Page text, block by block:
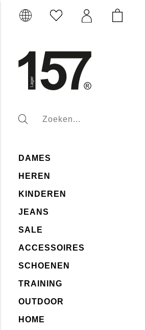
DAMES
HEREN
KINDEREN
JEANS
SALE
ACCESSOIRES
SCHOENEN
TRAINING
OUTDOOR
HOME